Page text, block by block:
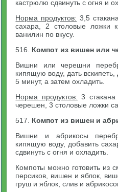
кастрюлю сдвинуть с огня и
Норма продуктов: 3,5
сахара, 2 столовые ложки
ванилин по вкусу.
516. Компот из вишен или
Вишни или черешни
кипящую воду, дать
5 минут, а затем охладить.
Норма продуктов: 3
черешен, 3 столовые ложки
517. Компот из вишен и
Вишни и абрикосы
кипящую воду, добавить
сдвинуть с огня и охладить.
Компоты можно готовить из
персиков, вишен и яблок,
груш и яблок, слив и